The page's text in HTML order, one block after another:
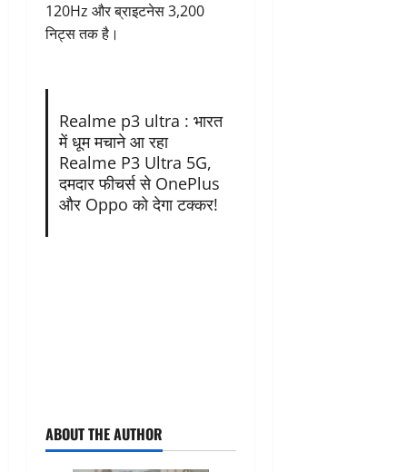
120Hz और ब्राइटनेस 3,200
निट्स तक है।
Realme p3 ultra : भारत
में धूम मचाने आ रहा
Realme P3 Ultra 5G,
दमदार फीचर्स से OnePlus
और Oppo को देगा टक्कर!
ABOUT THE AUTHOR